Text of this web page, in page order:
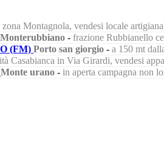
zona Montagnola, vendesi locale
Monterubbiano - frazione Rubbianello
(FM) Porto san giorgio - a 150 mt
Casabianca in Via Girardi, vendesi
Monte urano - in aperta campagna non